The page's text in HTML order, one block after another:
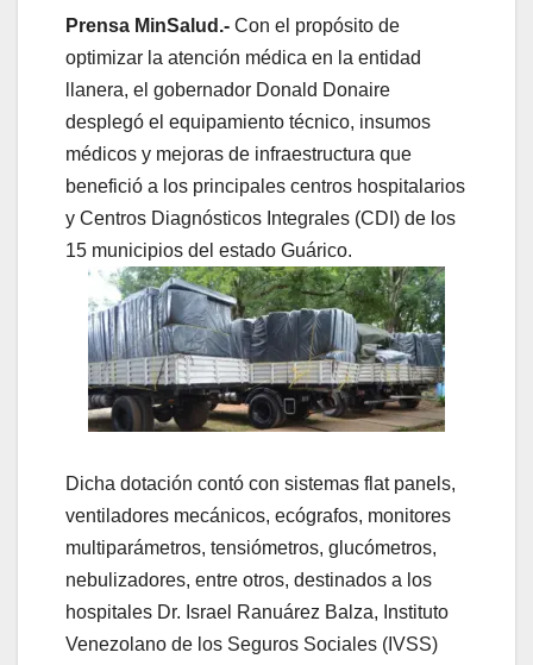
Prensa MinSalud.- Con el propósito de
optimizar la atención médica en la entidad
llanera, el gobernador Donald Donaire
desplegó el equipamiento técnico, insumos
médicos y mejoras de infraestructura que
benefició a los principales centros hospitalarios
y Centros Diagnósticos Integrales (CDI) de los
15 municipios del estado Guárico.
Dicha dotación contó con sistemas flat panels,
ventiladores mecánicos, ecógrafos, monitores
multiparámetros, tensiómetros, glucómetros,
nebulizadores, entre otros, destinados a los
hospitales Dr. Israel Ranuárez Balza, Instituto
Venezolano de los Seguros Sociales (IVSS)